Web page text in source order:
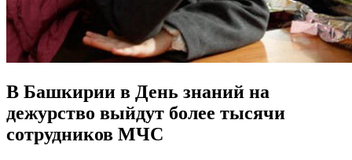
В Башкирии в День знаний на
дежурство выйдут более тысячи
сотрудников МЧС